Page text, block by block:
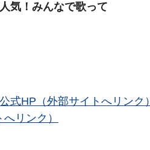
気！みんなで歌って
式HP（外部サイトへリンク）
リンク）